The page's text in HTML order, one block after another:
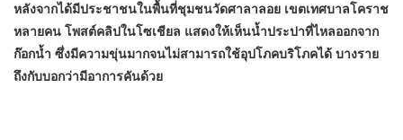
หลังจากได้มีประชาชนในพื้นที่ชุมชนวัดศาลาลอย เขตเทศบาลโคราช
หลายคน โพสต์คลิปในโซเชียล แสดงให้เห็นน้ำประปาที่ไหลออกจาก
ก๊อกน้ำ ซึ่งมีความขุ่นมากจนไม่สามารถใช้อุปโภคบริโภคได้ บางราย
ถึงกับบอกว่ามีอาการคันด้วย